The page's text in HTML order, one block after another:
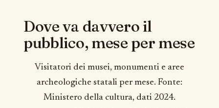
Dove va davvero il
pubblico, mese per mese
Visitatori dei musei, monumenti e aree
archeologiche statali per mese. Fonte:
Ministero della cultura, dati 2024.